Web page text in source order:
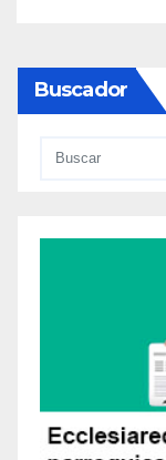
Buscador